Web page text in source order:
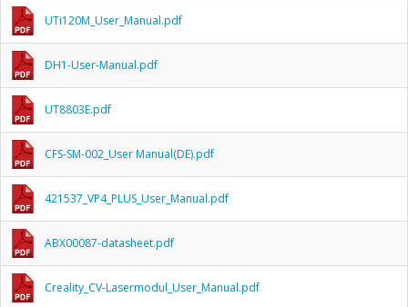
UTi120M_User_Manual.pdf
DH1-User-Manual.pdf
UT8803E.pdf
CFS-SM-002_User Manual(DE).pdf
421537_VP4_PLUS_User_Manual.pdf
ABX00087-datasheet.pdf
Creality_CV-Lasermodul_User_Manual.pdf